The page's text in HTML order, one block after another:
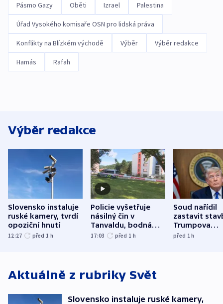
Pásmo Gazy Oběti Izrael Palestina
Úřad Vysokého komisaře OSN pro lidská práva
Konflikty na Blízkém východě Výběr Výběr redakce
Hamás Rafah
Výběr redakce
Slovensko instaluje
ruské kamery, tvrdí
opoziční hnutí
12:27 před 1 h
Policie vyšetřuje
násilný čin v
Tanvaldu, bodná
zranění při něm
17:03 před 1 h
Soud nařídil
zastavit
Trumpova
tanečního
před 1h
Aktuálně z rubriky Svět
Slovensko instaluje ruské kamery,